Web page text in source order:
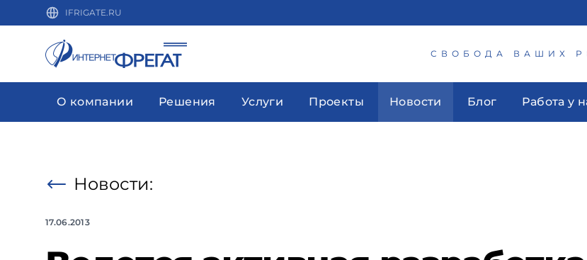
IFRIGATE.RU
СВОБОДА ВАШИХ
О компании Решения Услуги Проекты Новости Блог Работа у
Новости:
17.06.2013